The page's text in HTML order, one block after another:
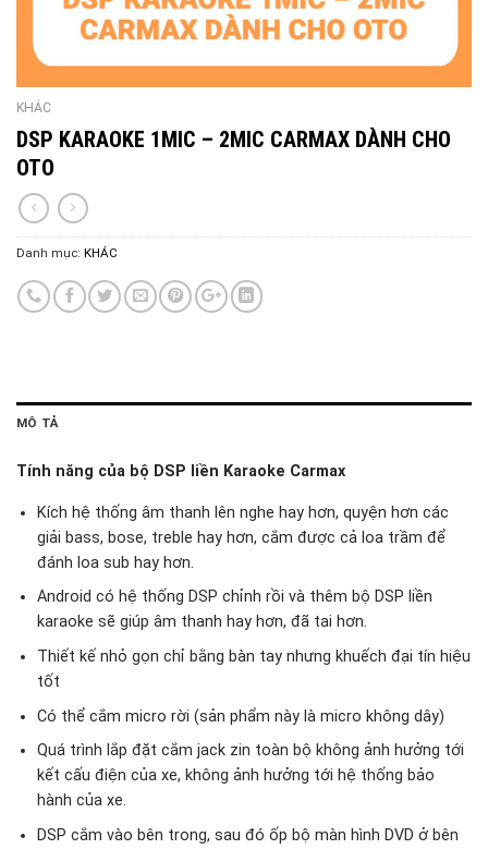
KHÁC
DSP KARAOKE 1MIC – 2MIC CARMAX DÀNH CHO
OTO
Danh mục: KHÁC
MÔ TẢ
Tính năng của bộ DSP liền Karaoke Carmax
Kích hệ thống âm thanh lên nghe hay hơn, quyện hơn các
giải bass, bose, treble hay hơn, cắm được cả loa trầm để
đánh loa sub hay hơn.
Android có hệ thống DSP chỉnh rồi và thêm bộ DSP liền
karaoke sẽ giúp âm thanh hay hơn, đã tai hơn.
Thiết kế nhỏ gọn chỉ bằng bàn tay nhưng khuếch đại tín hiệu
tốt
Có thể cắm micro rời (sản phẩm này là micro không dây)
Quá trình lắp đặt cắm jack zin toàn bộ không ảnh hưởng tới
kết cấu điện của xe, không ảnh hưởng tới hệ thống bảo
hành của xe.
DSP cắm vào bên trong, sau đó ốp bộ màn hình DVD ở bên